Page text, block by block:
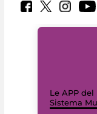
Le APP del
Sistema